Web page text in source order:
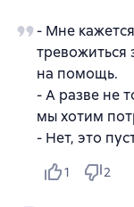
- Мне
тревожиться
на помощь.
- А разве не
мы хотим
- Нет, это
1 2